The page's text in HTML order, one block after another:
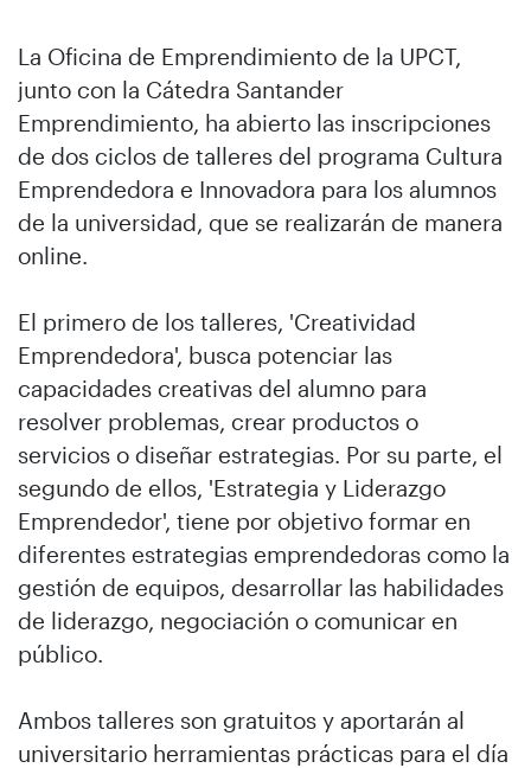
La Oficina de Emprendimiento de la UPCT,
junto con la Cátedra Santander
Emprendimiento, ha abierto las inscripciones
de dos ciclos de talleres del programa Cultura
Emprendedora e Innovadora para los alumnos
de la universidad, que se realizarán de manera
online.
El primero de los talleres, 'Creatividad
Emprendedora', busca potenciar las
capacidades creativas del alumno para
resolver problemas, crear productos o
servicios o diseñar estrategias. Por su parte, el
segundo de ellos, 'Estrategia y Liderazgo
Emprendedor', tiene por objetivo formar en
diferentes estrategias emprendedoras como la
gestión de equipos, desarrollar las habilidades
de liderazgo, negociación o comunicar en
público.
Ambos talleres son gratuitos y aportarán al
universitario herramientas prácticas para el día